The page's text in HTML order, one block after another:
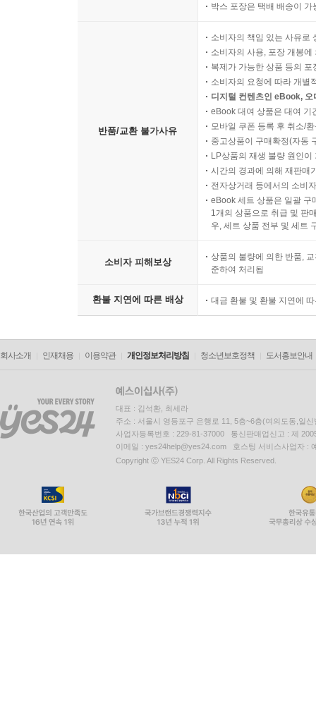
박스 포장은 택배 배송이
반품/교환 불가사유
소비자의 책임 있는 사유로
소비자의 사용, 포장 개봉
복제가 가능한 상품 등의
소비자의 요청에 따라 개별
디지털 컨텐츠인 eBook,
eBook 대여 상품은 대여 기
모바일 쿠폰 등록 후 취소/
중고상품이 구매확정(자동
LP상품의 재생 불량 원인
시간의 경과에 의해 재판매
전자상거래 등에서의 소비
eBook 세트 상품은 일괄 구
1개의 상품으로 취급 및 판
우, 세트 상품 전부 및 세트
소비자 피해보상
상품의 불량에 의한 반품,
준하여 처리됨
환불 지연에 따른 배상 대금 환불 및 환불 지연에
회사소개 인재채용 이용약관 개인정보처리방침 청소년보호정책 도서홍보안내
대표 : 김석환, 최세라
주소 : 서울시 영등포구 은행로 11, 5층~6층(여의도동,일신
사업자등록번호 : 229-81-37000 통신판매업신고 : 제
이메일 : yes24help@yes24.com 호스팅 서비스사업자 :
Copyright ⓒ YES24 Corp. All Rights Reserved.